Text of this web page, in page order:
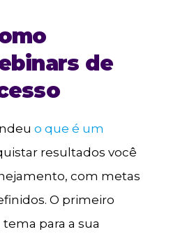
de
o que é um
resultados você
com metas
O primeiro
para a sua